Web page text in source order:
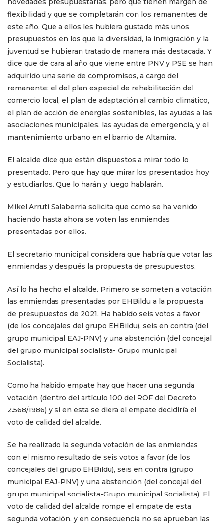
flexibilidad y que se completarán con los remanentes de
este año. Que a ellos les hubiera gustado más unos
presupuestos en los que la diversidad, la inmigración y la
juventud se hubieran tratado de manera más destacada. Y
dice que de cara al año que viene entre PNV y PSE se han
adquirido una serie de compromisos, a cargo del
remanente: el del plan especial de rehabilitación del
comercio local, el plan de adaptación al cambio climático,
el plan de acción de energías sostenibles, las ayudas a las
asociaciones municipales, las ayudas de emergencia, y el
mantenimiento urbano en el barrio de Altamira.
El alcalde dice que están dispuestos a mirar todo lo
presentado. Pero que hay que mirar los presentados hoy
y estudiarlos. Que lo harán y luego hablarán.
Mikel Arruti Salaberria solicita que como se ha venido
haciendo hasta ahora se voten las enmiendas
presentadas por ellos.
El secretario municipal considera que habría que votar las
enmiendas y después la propuesta de presupuestos.
Así lo ha hecho el alcalde. Primero se someten a votación
las enmiendas presentadas por EHBildu a la propuesta
de presupuestos de 2021. Ha habido seis votos a favor
(de los concejales del grupo EHBildu), seis en contra (del
grupo municipal EAJ-PNV) y una abstención (del concejal
del grupo municipal socialista- Grupo municipal
Socialista).
Como ha habido empate hay que hacer una segunda
votación (dentro del artículo 100 del ROF del Decreto
2.568/1986) y si en esta se diera el empate decidiría el
voto de calidad del alcalde.
Se ha realizado la segunda votación de las enmiendas
con el mismo resultado de seis votos a favor (de los
concejales del grupo EHBildu), seis en contra (grupo
municipal EAJ-PNV) y una abstención (del concejal del
grupo municipal socialista-Grupo municipal Socialista). El
voto de calidad del alcalde rompe el empate de esta
segunda votación, y en consecuencia no se aprueban las